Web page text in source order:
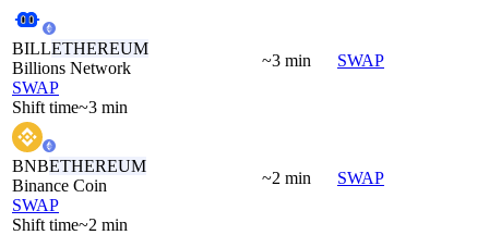
BILLETHEREUM
Billions Network
SWAP
Shift time~3 min
~3 min SWAP
BNBETHEREUM
Binance Coin
SWAP
Shift time~2 min
~2 min SWAP